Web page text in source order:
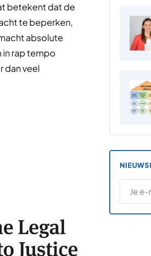
betekent dat de
te beperken,
absolute
in rap tempo
dan veel
E-
*